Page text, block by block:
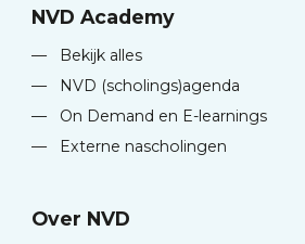
NVD Academy
—
Bekijk alles
—
NVD (scholings)agenda
—
On Demand en E-learnings
—
Externe nascholingen
Over NVD